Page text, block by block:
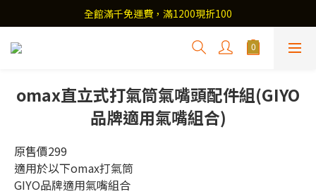
全館滿千免運費，滿1200現折100
omax直立式打氣筒氣嘴頭配件組(GIYO
品牌適用氣嘴組合)
原售價299
適用於以下omax打氣筒
GIYO品牌適用氣嘴組合